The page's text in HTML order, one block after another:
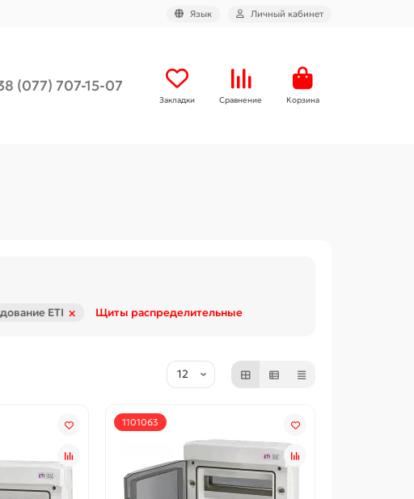
Язык Личный кабинет
(077) 707-15-07
Закладки Сравнение Корзина
ETI × Щиты распределительные
1101063